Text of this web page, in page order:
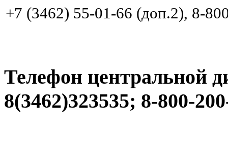
+7 (3462) 55-01-66 (доп.2), 8-
Телефон центральной
8(3462)323535; 8-800-